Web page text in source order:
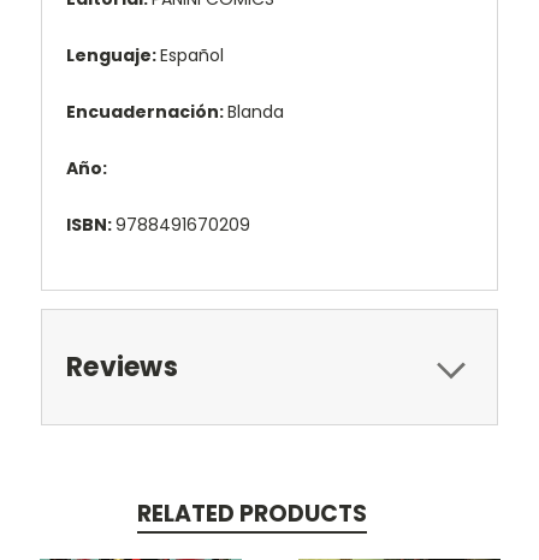
Lenguaje:Español
Encuadernación:Blanda
Año:
ISBN:9788491670209
Reviews
RELATED PRODUCTS